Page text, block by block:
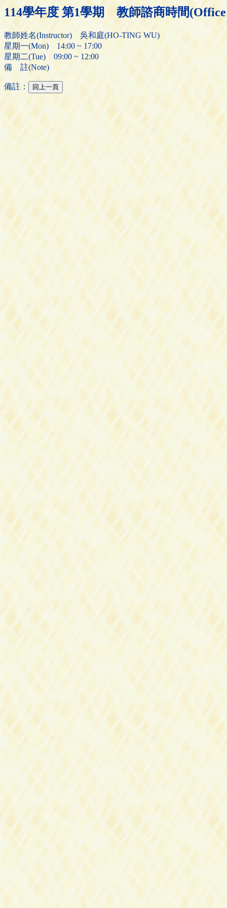
114學年度 第1學期 教師諮商時間
教師姓名(Instructor) 吳和庭(HO-TING WU)
星期一(Mon) 14:00 ~ 17:00
星期二(Tue) 09:00 ~ 12:00
備 註(Note)
備註：